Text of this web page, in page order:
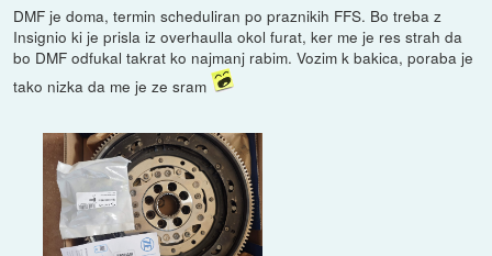
DMF je doma, termin scheduliran po praznikih FFS. Bo treba z
Insignio ki je prisla iz overhaulla okol furat, ker me je res strah da
bo DMF odfukal takrat ko najmanj rabim. Vozim k bakica, poraba je
tako nizka da me je ze sram